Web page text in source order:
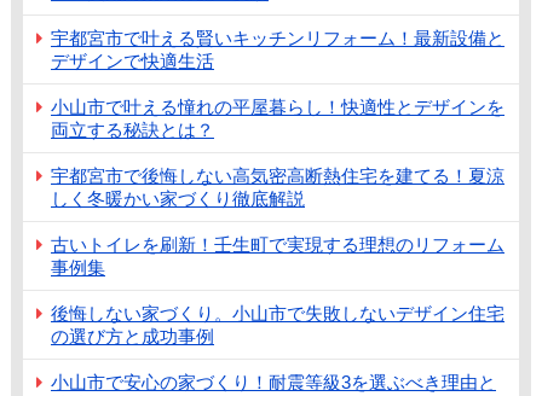
宇都宮市で叶える賢いキッチンリフォーム！最新設備と
デザインで快適生活
小山市で叶える憧れの平屋暮らし！快適性とデザインを
両立する秘訣とは？
宇都宮市で後悔しない高気密高断熱住宅を建てる！夏涼
しく冬暖かい家づくり徹底解説
古いトイレを刷新！壬生町で実現する理想のリフォーム
事例集
後悔しない家づくり。小山市で失敗しないデザイン住宅
の選び方と成功事例
小山市で安心の家づくり！耐震等級3を選ぶべき理由と